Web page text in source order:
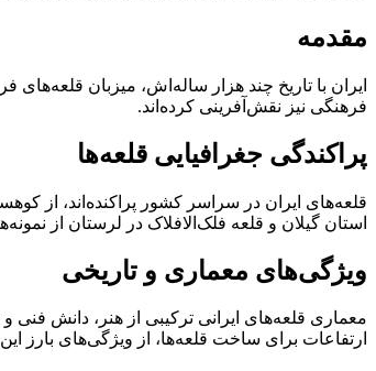
مقدمه
ایران با تاریخ چند هزار ساله‌اش، میزبان
فرهنگی نیز نقش‌آفرینی کرده‌اند.
پراکندگی جغرافیایی قلعه‌ها
قلعه‌های ایران در سراسر کشور پراکنده‌اند، از
استان گیلان و قلعه فلک‌الافلاک در لرستان از
ویژگی‌های معماری و تاریخی
معماری قلعه‌های ایرانی ترکیبی از هنر، دانش
ارتفاعات برای ساخت قلعه‌ها، از ویژگی‌های بارز